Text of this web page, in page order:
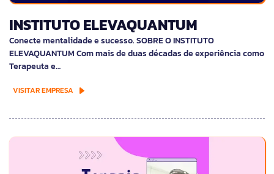
INSTITUTO ELEVAQUANTUM
Conecte mentalidade e sucesso. SOBRE O INSTITUTO
ELEVAQUANTUM Com mais de duas décadas de experiência como
Terapeuta e…
VISITAR EMPRESA